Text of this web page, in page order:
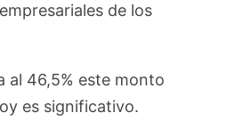
de los
al 46,5% este monto
es significativo.